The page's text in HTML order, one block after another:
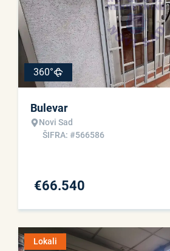
360°
Bulevar
Novi Sad
ŠIFRA: #566586
€66.540
Lokali